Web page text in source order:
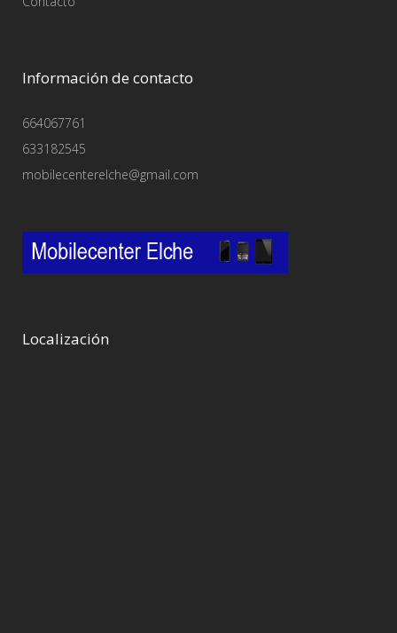
Información de contacto
664067761
633182545
mobilecenterelche@gmail.com
Localización